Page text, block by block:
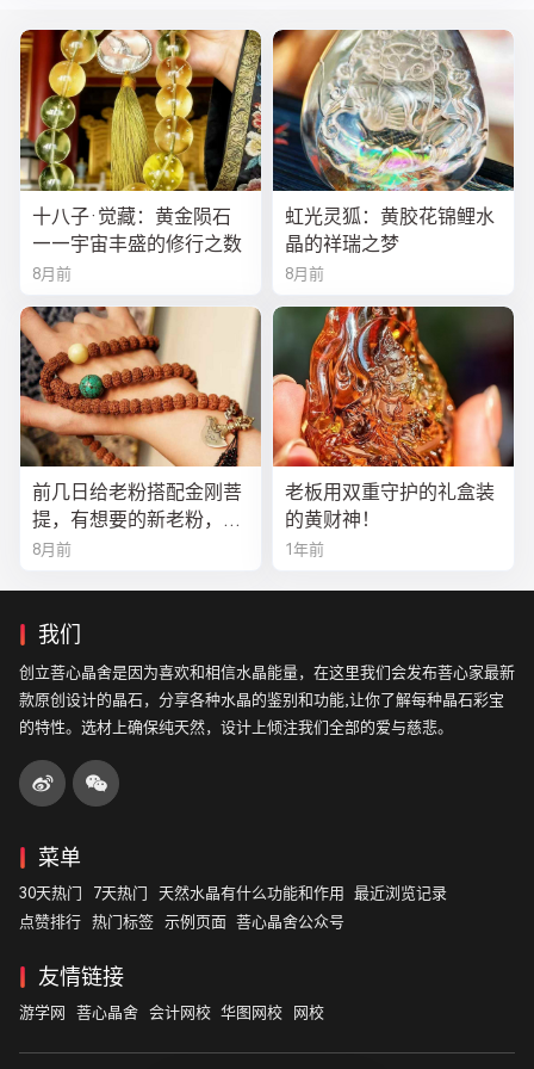
十八子·觉藏：黄金陨石
——宇宙丰盛的修行之数
8月前
虹光灵狐：黄胶花锦鲤水
晶的祥瑞之梦
8月前
前几日给老粉搭配金刚菩
提，有想要的新老粉，都
可以来排队
8月前
老板用双重守护的礼盒装
的黄财神！
1年前
我们
创立菩心晶舍是因为喜欢和相信水晶能量，在这里我们会发布菩心家最新
款原创设计的晶石，分享各种水晶的鉴别和功能,让你了解每种晶石彩宝
的特性。选材上确保纯天然，设计上倾注我们全部的爱与慈悲。
菜单
30天热门 7天热门 天然水晶有什么功能和作用
最近浏览记录
点赞排行 热门标签 示例页面 菩心晶舍公众号
友情链接
游学网 菩心晶舍 会计网校 华图网校 网校